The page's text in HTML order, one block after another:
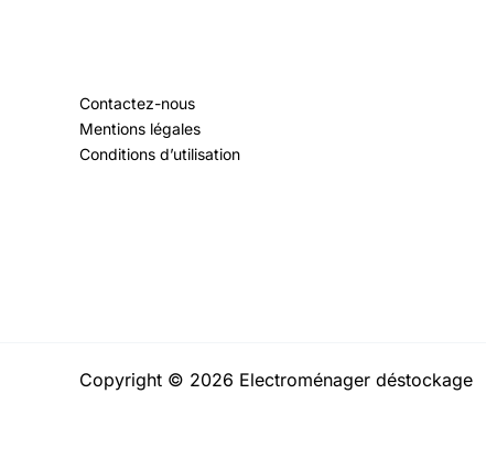
Contactez-nous
Mentions légales
Conditions d’utilisation
Copyright © 2026 Electroménager déstockage